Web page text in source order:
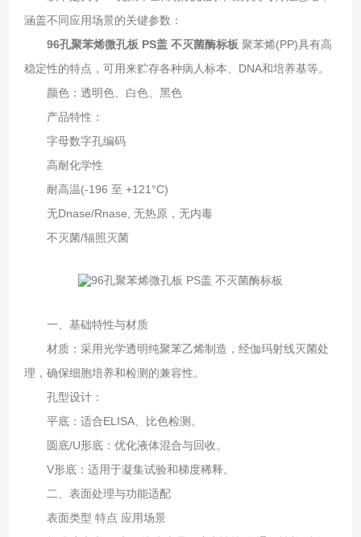
涵盖不同应用场景的关键参数：
96孔聚苯烯微孔板 PS盖 不灭菌酶标板 聚苯烯(PP)具有高
稳定性的特点，可用来贮存各种病人标本、DNA和培养基等。
颜色：透明色、白色、黑色
产品特性：
字母数字孔编码
高耐化学性
耐高温(-196 至 +121°C)
无Dnase/Rnase, 无热原，无内毒
不灭菌/辐照灭菌
一、基础特性与材质‌
材质‌：采用光学透明纯聚苯乙烯制造，经伽玛射线灭菌处
理，确保细胞培养和检测的兼容性。
孔型设计‌：
平底‌：适合ELISA、比色检测。
圆底/U形底‌：优化液体混合与回收。
V形底‌：适用于凝集试验和梯度稀释。
二、表面处理与功能适配‌
表面类型‌ ‌特点‌ ‌应用场景‌